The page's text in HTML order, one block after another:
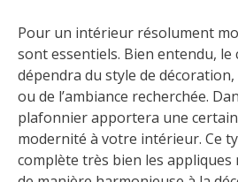
Pour un intérieur résolument
sont essentiels. Bien entendu,
dépendra du style de décoration,
ou de l’ambiance recherchée.
plafonnier apportera une
modernité à votre intérieur. Ce
complète très bien les appliques